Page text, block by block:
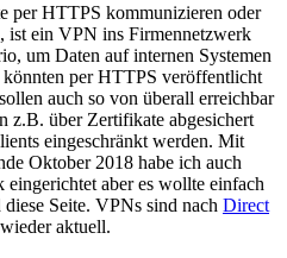
per HTTPS kommunizieren oder
ist ein VPN ins Firmennetzwerk
um Daten auf internen Systemen
per HTTPS veröffentlicht
auch so von überall erreichbar
z.B. über Zertifikate abgesichert
eingeschränkt werden. Mit
Oktober 2018 habe ich auch
aber es wollte einfach
Seite. VPNs sind nach Direct
aktuell.